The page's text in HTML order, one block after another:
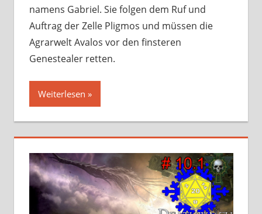
namens Gabriel. Sie folgen dem Ruf und
Auftrag der Zelle Pligmos und müssen die
Agrarwelt Avalos vor den finsteren
Genestealer retten.
Weiterlesen